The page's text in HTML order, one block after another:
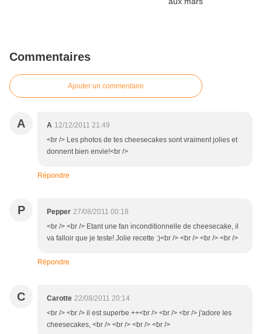
Commentaires
Ajouter un commentaire
A A 12/12/2011 21:49
<br /> Les photos de tes cheesecakes sont vraiment jolies et
donnent bien envie!<br />
Répondre
P Pepper 27/08/2011 00:18
<br /> <br /> Etant une fan inconditionnelle de cheesecake, il
va falloir que je teste! Jolie recette :)<br /> <br /> <br /> <br />
Répondre
C Carotte 22/08/2011 20:14
<br /> <br /> il est superbe ++<br /> <br /> <br /> j'adore les
cheesecakes, <br /> <br /> <br /> <br />